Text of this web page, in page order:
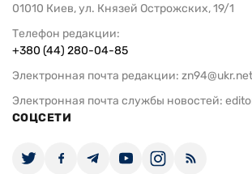
01010 Киев, ул. Князей Острожских, 19/1
Телефон редакции:
+380 (44) 280-04-85
Электронная почта редакции: zn94@ukr.net
Электронная почта службы новостей:
СОЦСЕТИ